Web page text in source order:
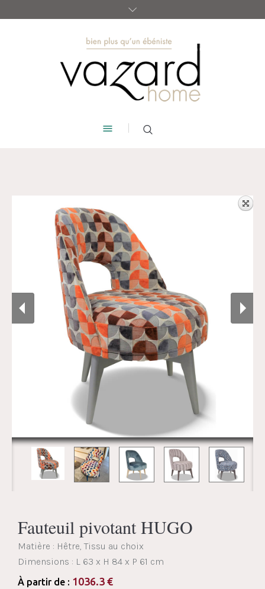
Fauteuil pivotant HUGO
Matière : Hêtre, Tissu au choix
Dimensions : L 63 x H 84 x P 61 cm
À partir de : 1036.3 €